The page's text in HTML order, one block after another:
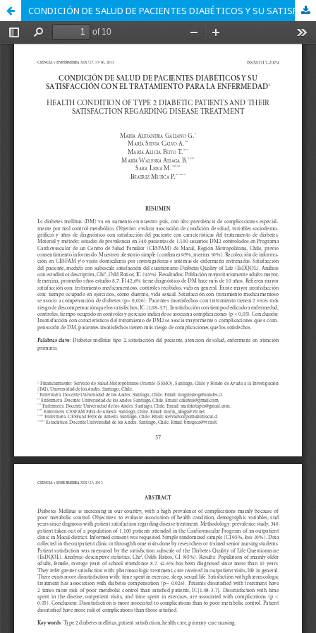
CONDICIÓN DE SALUD DE PACIENTES DIABÉTICOS Y SU SATISFACCIÓN CON EL TRATAMIENTO PARA LA ENFERMEDAD